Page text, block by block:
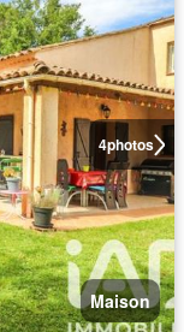
4photos
Maison